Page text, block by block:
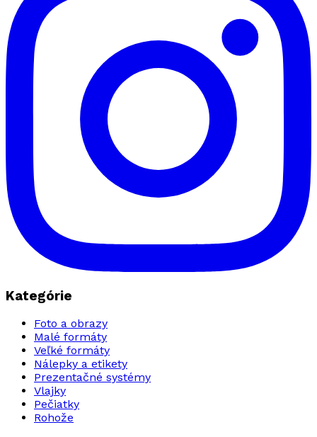
Kategórie
Foto a obrazy
Malé formáty
Veľké formáty
Nálepky a etikety
Prezentačné systémy
Vlajky
Pečiatky
Rohože